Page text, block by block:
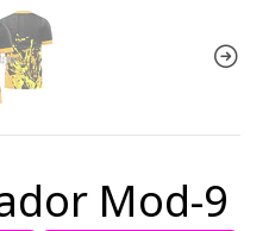
Mod-9